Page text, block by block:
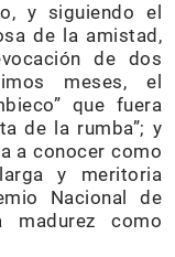
y siguiendo el
de la amistad,
de dos
meses, el
que fuera
de la rumba”; y
a conocer como
y meritoria
Nacional de
como